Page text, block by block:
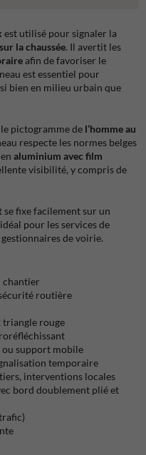
est utilisé pour signaler la
la chaussée. Il avertit les
afin de favoriser le
est essentiel pour
bien en milieu urbain que
pictogramme de l’homme au
respecte les normes belges
aluminium avec film
visibilité, y compris de
se fixe facilement sur un
pour les services de
de voirie.
chantier
routière
triangle rouge
support mobile
temporaire
interventions locales
bord doublement plié et